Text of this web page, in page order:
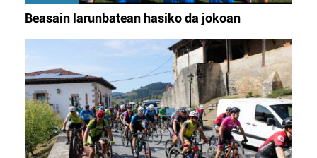
datuen atalean. Edozein unetan alda edo ken dezakezu
zure baimena Cookieen adierazpenean.
Webgune honek cookie propioak eta hirugarrenen cookie-
fitxategiak erabiltzen ditu. Zure esperientzia eta
zerbitzuak hobetzeko asmoz, cookie teknologiaz
baliatzen gara. Ohar hau onartuz gero, teknologia hori
erabiltzeko baimen esplizitua ematen diguzu.Gehiago
Beasain larunbatean hasiko da jokoan